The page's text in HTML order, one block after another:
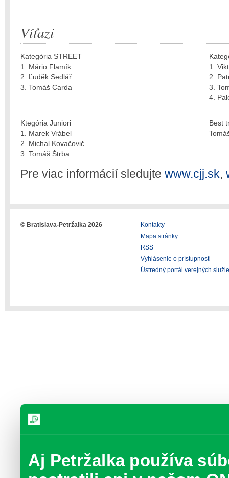
Aj Petržalka používa
Víťazi
Kategória STREET
1. Mário Flamík
2. Ľuděk Sedlář
3. Tomáš Carda
1.
2.
3.
4.
Ktegória Juniori
1. Marek Vrábel
2. Michal Kovačovič
3. Tomáš Štrba
Best
Pre viac informácií sledujte www.cjj.sk,
© Bratislava-Petržalka 2026
Kontakty
Mapa stránky
RSS
Vyhlásenie o prístupnosti
Ústredný portál verejných